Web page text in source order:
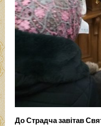
До Страдча завітав